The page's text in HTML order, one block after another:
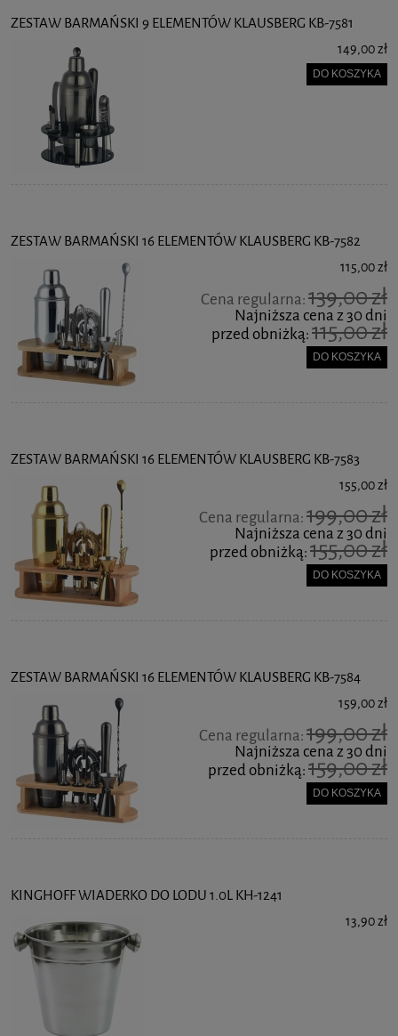
ZESTAW BARMAŃSKI 9 ELEMENTÓW KLAUSBERG KB-7581
149,00 zł
DO KOSZYKA
ZESTAW BARMAŃSKI 16 ELEMENTÓW KLAUSBERG KB-7582
115,00 zł
Cena regularna:139,00 zł
Najniższa cena z 30 dni
przed obniżką:115,00 zł
DO KOSZYKA
ZESTAW BARMAŃSKI 16 ELEMENTÓW KLAUSBERG KB-7583
155,00 zł
Cena regularna:199,00 zł
Najniższa cena z 30 dni
przed obniżką:155,00 zł
DO KOSZYKA
ZESTAW BARMAŃSKI 16 ELEMENTÓW KLAUSBERG KB-7584
159,00 zł
Cena regularna:199,00 zł
Najniższa cena z 30 dni
przed obniżką:159,00 zł
DO KOSZYKA
KINGHOFF WIADERKO DO LODU 1.0L KH-1241
13,90 zł